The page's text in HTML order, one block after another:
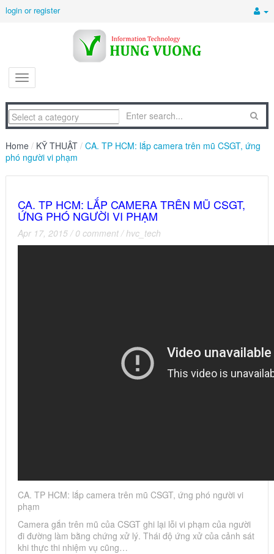
login or register
Home / KỸ THUẬT / CA. TP HCM: lắp camera trên mũ CSGT, ứng
phó người vi phạm
CA. TP HCM: LẮP CAMERA TRÊN MŨ CSGT,
ỨNG PHÓ NGƯỜI VI PHẠM
Apr 17, 2015 / 0 comment /hvc_tech
CA. TP HCM: lắp camera trên mũ CSGT, ứng phó người vi
phạm
Camera gắn trên mũ của CSGT ghi lại lỗi vi phạm của người
đi đường làm bằng chứng xử lý. Thái độ ứng xử của cảnh sát
khi thực thi nhiệm vụ cũng…